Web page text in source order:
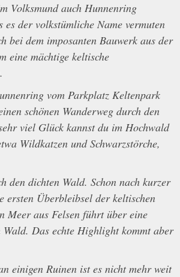
Volksmund auch Hunnenring
es der volkstümliche Name vermuten
bei dem imposanten Bauwerk aus der
eine mächtige keltische
vom Parkplatz Keltenpark
schönen Wanderweg durch den
viel Glück kannst du im Hochwald
Wildkatzen und Schwarzstörche,
den dichten Wald. Schon nach kurzer
ersten Überbleibsel der keltischen
Meer aus Felsen führt über eine
Das echte Highlight kommt aber
einigen Ruinen ist es nicht mehr weit